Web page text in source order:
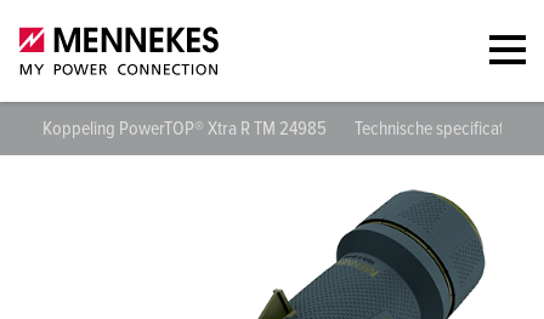
Koppeling PowerTOP® Xtra R TM 24985 Technische specificaties